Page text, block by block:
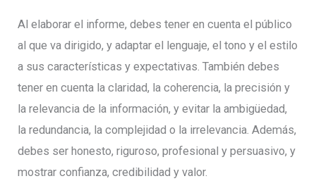
Al elaborar el informe, debes tener en cuenta el público
al que va dirigido, y adaptar el lenguaje, el tono y el estilo
a sus características y expectativas. También debes
tener en cuenta la claridad, la coherencia, la precisión y
la relevancia de la información, y evitar la ambigüedad,
la redundancia, la complejidad o la irrelevancia. Además,
debes ser honesto, riguroso, profesional y persuasivo, y
mostrar confianza, credibilidad y valor.